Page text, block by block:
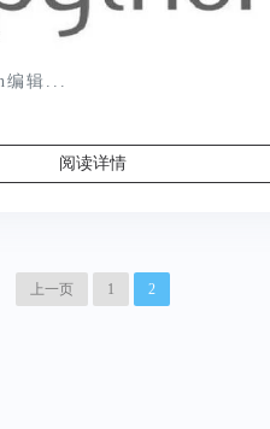
辑...
阅读详情
上一页 1 2